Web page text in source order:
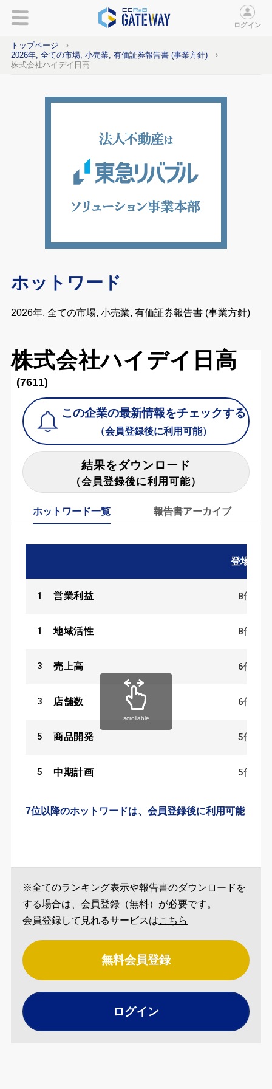
ログイン
トップページ
2026年, 全ての市場, 小売業, 有価証券報告書 (事業方針)
株式会社ハイデイ日高
ホットワード
2026年, 全ての市場, 小売業, 有価証券報告書 (事業方針)
株式会社ハイデイ日高
(7611)
この企業の最新情報をチェックする
（会員登録後に利用可能）
結果をダウンロード
（会員登録後に利用可能）
ホットワード一覧 報告書アーカイブ
登場数
1 営業利益 8件
1 地域活性 8件
3 売上高 6件
3 店舗数 6件
5 商品開発 5件
5 中期計画 5件
7位以降のホットワードは、会員登録後に利用可能
scrollable
※全てのランキング表示や報告書のダウンロードを
する場合は、会員登録（無料）が必要です。
会員登録して見れるサービスはこちら
無料会員登録
ログイン